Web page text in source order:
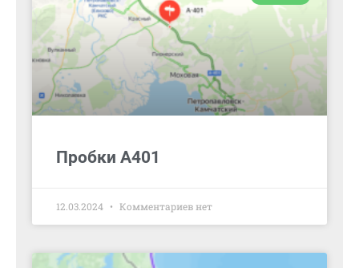
Пробки А401
12.03.2024 Комментариев нет